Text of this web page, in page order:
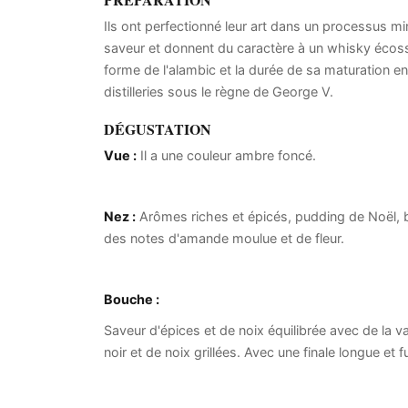
Ils ont perfectionné leur art dans un processus
saveur et donnent du caractère à un whisky
forme de l'alambic et la durée de sa maturation
distilleries sous le règne de George V.
DÉGUSTATION
Vue : Il a une couleur ambre foncé.
Nez : Arômes riches et épicés, pudding de Noël,
des notes d'amande moulue et de fleur.
Bouche :
Saveur d'épices et de noix équilibrée avec de la
noir et de noix grillées. Avec une finale longue et